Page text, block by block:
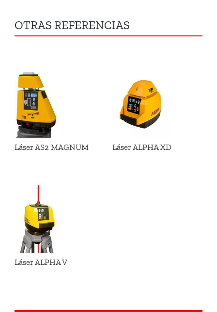
OTRAS REFERENCIAS
Láser AS2 MAGNUM Láser ALPHA XD
Láser ALPHA V